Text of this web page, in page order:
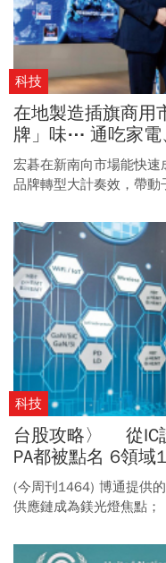
科技
在地製造插旗商用
牌」味⋯ 通吃家電
解
宏碁在新南向市場能快
品牌轉型大計奏效，帶
科技
台股攻略〉 從IC
PA都被點名 6領
(今周刊1464) 博通提供
供應鏈成為鎂光燈焦點